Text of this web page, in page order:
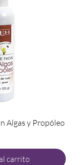
Algas y Propóleo
carrito